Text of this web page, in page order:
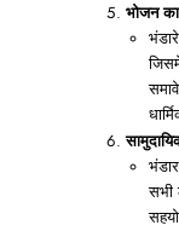
भोजन
सभी